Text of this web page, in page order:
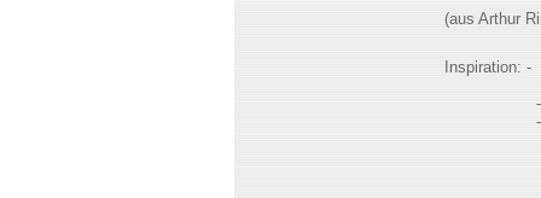
(aus Arthur
Inspiration:
- Fort
- Teil